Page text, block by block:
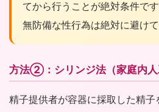
てから行うことが絶対条件で
無防備な性行為は絶対に避けて
方法②：シリンジ法（家庭内人
精子提供者が容器に採取した精子